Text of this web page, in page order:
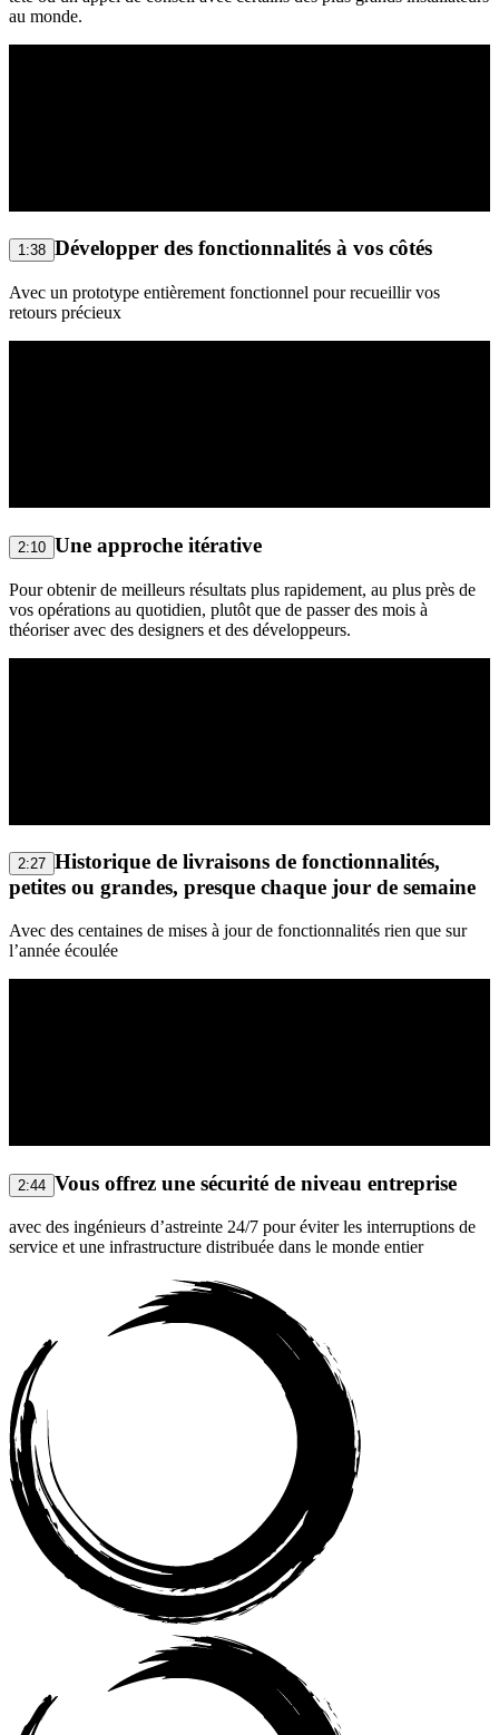
au monde.
1:38 Développer des fonctionnalités à vos côtés
Avec un prototype entièrement fonctionnel pour recueillir vos
retours précieux
2:10 Une approche itérative
Pour obtenir de meilleurs résultats plus rapidement, au plus près de
vos opérations au quotidien, plutôt que de passer des mois à
théoriser avec des designers et des développeurs.
2:27 Historique de livraisons de fonctionnalités,
petites ou grandes, presque chaque jour de semaine
Avec des centaines de mises à jour de fonctionnalités rien que sur
l’année écoulée
2:44 Vous offrez une sécurité de niveau entreprise
avec des ingénieurs d’astreinte 24/7 pour éviter les interruptions de
service et une infrastructure distribuée dans le monde entier